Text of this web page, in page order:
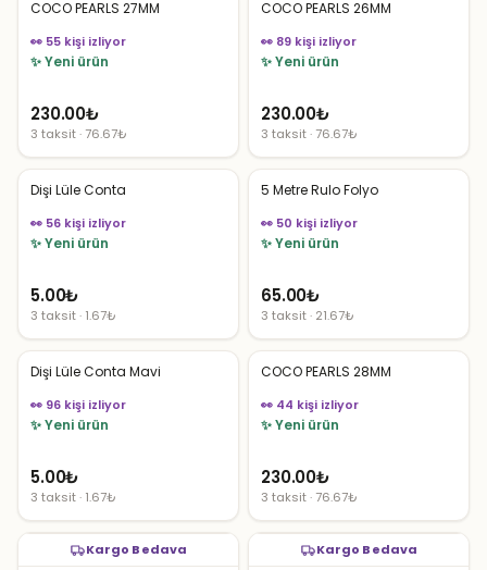
COCO PEARLS 27MM
👀 55 kişi izliyor
✨ Yeni ürün
230.00₺
3 taksit · 76.67₺
COCO PEARLS 26MM
👀 89 kişi izliyor
✨ Yeni ürün
230.00₺
3 taksit · 76.67₺
Dişi Lüle Conta
👀 56 kişi izliyor
✨ Yeni ürün
5.00₺
3 taksit · 1.67₺
5 Metre Rulo Folyo
👀 50 kişi izliyor
✨ Yeni ürün
65.00₺
3 taksit · 21.67₺
Dişi Lüle Conta Mavi
👀 96 kişi izliyor
✨ Yeni ürün
5.00₺
3 taksit · 1.67₺
COCO PEARLS 28MM
👀 44 kişi izliyor
✨ Yeni ürün
230.00₺
3 taksit · 76.67₺
Kargo Bedava Kargo Bedava